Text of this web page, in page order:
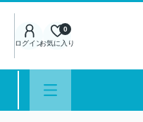
ログインお気に入り
0